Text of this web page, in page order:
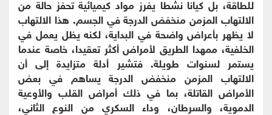
للطاقة، بل كيانا نشطا يفرز مواد كيميائية تحفز حالة من
الالتهاب المزمن منخفض الدرجة في الجسم. هذا الالتهاب
لا يظهر بأعراض واضحة في البداية، لكنه يظل يعمل في
الخلفية، ممهدا الطريق لأمراض أكثر تعقيدا، خاصة عندما
يستمر لسنوات طويلة. فتشير أدلة متزايدة إلى أن
الالتهاب المزمن منخفض الدرجة يساهم في بعض
الأمراض القاتلة، بما في ذلك أمراض القلب والأوعية
الدموية، والسرطان، وداء السكري من النوع الثاني،